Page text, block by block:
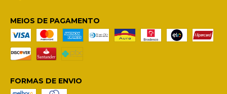
MEIOS DE PAGAMENTO
FORMAS DE ENVIO